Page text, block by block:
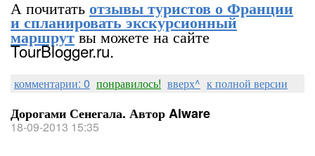
А почитатьотзывы туристов о Франции
и спланировать экскурсионный
маршрутвы можете на сайте
TourBlogger.ru.
комментарии: 0 понравилось! вверх^ к полной версии
Дорогами Сенегала. Автор Alware
18-09-2013 15:35